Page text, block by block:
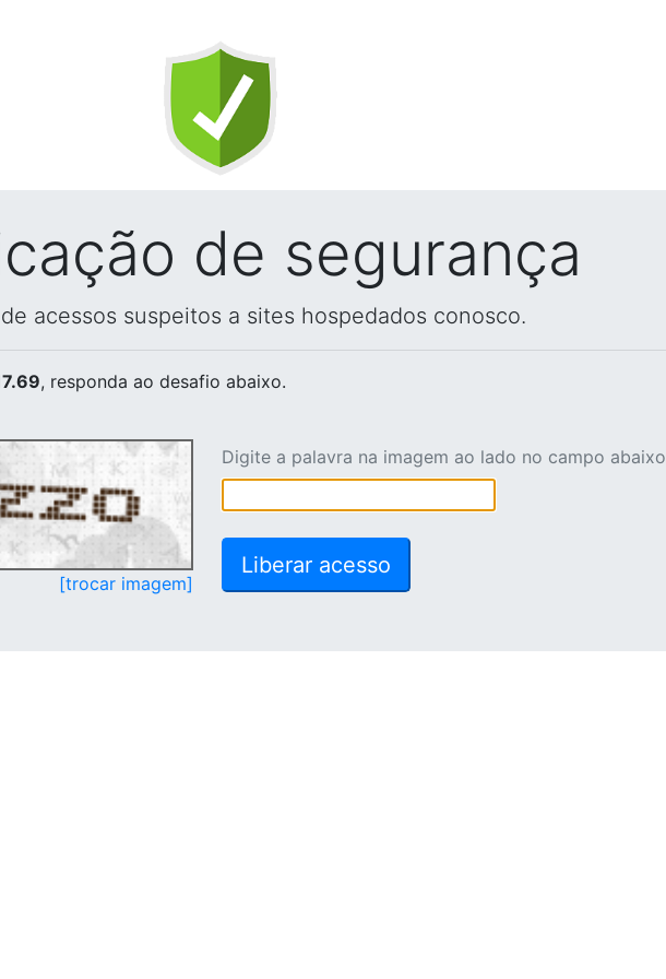
de segurança
acessos suspeitos a sites hospedados conosco.
, responda ao desafio abaixo.
[trocar imagem]
Digite a palavra na imagem ao lado no campo abaixo